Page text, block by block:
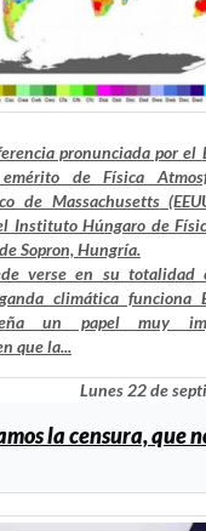
pronunciada por el
de Física
de Massachusetts
Instituto Húngaro de
Sopron, Hungría.
verse en su totalidad
climática funciona
un papel muy
que la...
Lunes 22 de
la censura, que